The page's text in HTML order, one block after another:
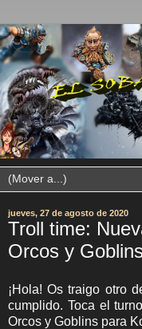
jueves, 27 de agosto de 2020
Troll time:
Orcos y
¡Hola! Os traigo otro
cumplido. Toca el
Orcos y Goblins para